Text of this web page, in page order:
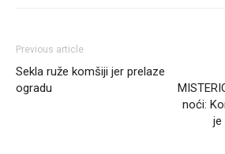
Previous article
Sekla ruže komšiji jer prelaze
ogradu
noći:
je